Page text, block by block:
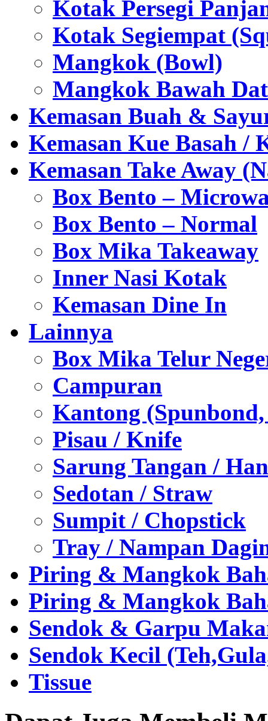
Kotak Persegi
Kotak Segiempat
Mangkok (Bowl)
Mangkok Bawah
Kemasan Buah &
Kemasan Kue Basah /
Kemasan Take Away
Box Bento –
Box Bento – Normal
Box Mika Takeaway
Inner Nasi Kotak
Kemasan Dine In
Lainnya
Box Mika Telur
Campuran
Kantong
Pisau / Knife
Sarung Tangan /
Sedotan / Straw
Sumpit / Chopstick
Tray / Nampan
Piring & Mangkok
Piring & Mangkok
Sendok & Garpu
Sendok Kecil
Tissue